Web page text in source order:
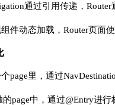
通过引用传递，Router
件动态加载，Router页面
page里，通过
page中，通过@Entry进